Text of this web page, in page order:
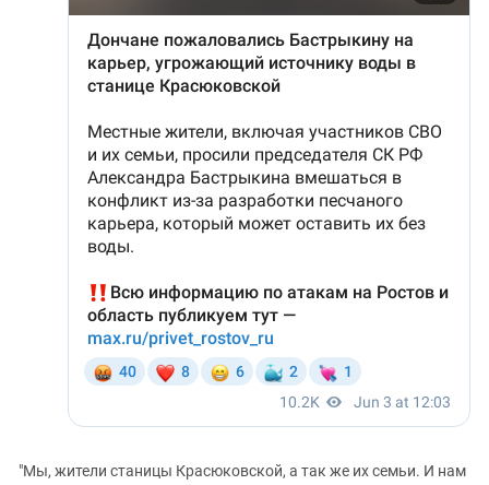
"Мы, жители станицы Красюковской, а так же их семьи. И нам